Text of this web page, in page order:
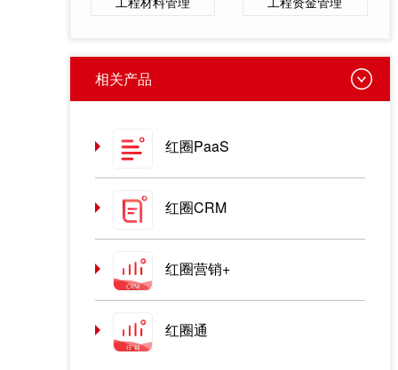
相关产品
红圈PaaS
红圈CRM
红圈营销+
红圈通